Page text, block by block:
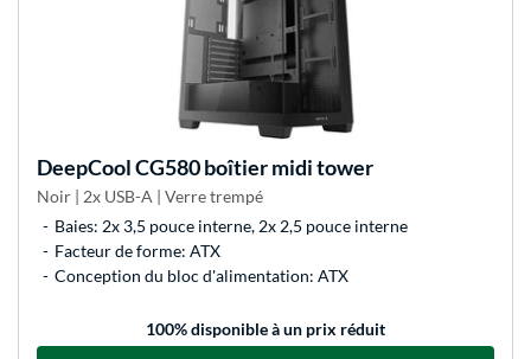
DeepCoolCG580 boîtier midi tower
Noir | 2x USB-A | Verre trempé
Baies: 2x 3,5 pouce interne, 2x 2,5 pouce interne
Facteur de forme: ATX
Conception du bloc d'alimentation: ATX
100% disponible à un prix réduit